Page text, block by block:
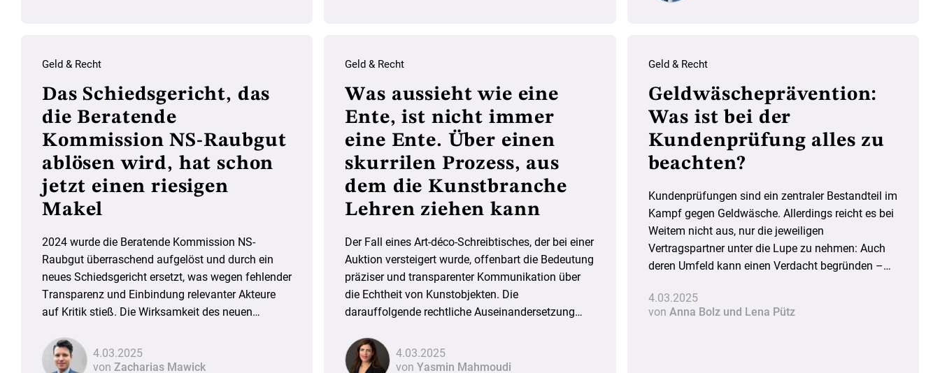
Geld & Recht
Das Schiedsgericht, das
die Beratende
Kommission NS-Raubgut
ablösen wird, hat schon
jetzt einen riesigen
Makel
2024 wurde die Beratende Kommission NS-
Raubgut überraschend aufgelöst und durch ein
neues Schiedsgericht ersetzt, was wegen fehlender
Transparenz und Einbindung relevanter Akteure
auf Kritik stieß. Die Wirksamkeit des neuen
4.03.2025
von Zacharias Mawick
Geld & Recht
Was aussieht wie eine
Ente, ist nicht immer
eine Ente. Über einen
skurrilen Prozess, aus
dem die Kunstbranche
Lehren ziehen kann
Der Fall eines Art-déco-Schreibtisches, der bei einer
Auktion versteigert wurde, offenbart die Bedeutung
präziser und transparenter Kommunikation über
die Echtheit von Kunstobjekten. Die
darauffolgende rechtliche Auseinandersetzung
Garantien zu erheblichen Haftungsrisiken führen
können.
4.03.2025
vonYasmin Mahmoudi
Geld & Recht
Geldwäscheprävention:
Was ist bei der
Kundenprüfung alles zu
beachten?
Kundenprüfungen sind ein zentraler Bestandteil im
Kampf gegen Geldwäsche. Allerdings reicht es bei
Weitem nicht aus, nur die jeweiligen
Vertragspartner unter die Lupe zu nehmen: Auch
deren Umfeld kann einen Verdacht begründen –
nachgewiesen sind. Dann besteht ein erhöhtes
Geldwäscherisiko. Was ist bei der Prüfung zu
4.03.2025
von Anna Bolz und Lena Pütz